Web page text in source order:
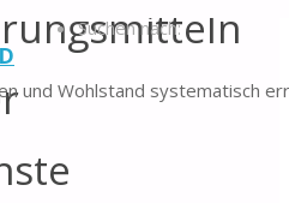
und Wohlstand systematisch
Suchen nach: